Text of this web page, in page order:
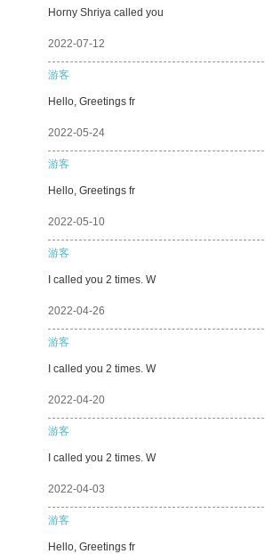
Horny Shriya called you
2022-07-12
游客
Hello, Greetings fr
2022-05-24
游客
Hello, Greetings fr
2022-05-10
游客
I called you 2 times. W
2022-04-26
游客
I called you 2 times. W
2022-04-20
游客
I called you 2 times. W
2022-04-03
游客
Hello, Greetings fr